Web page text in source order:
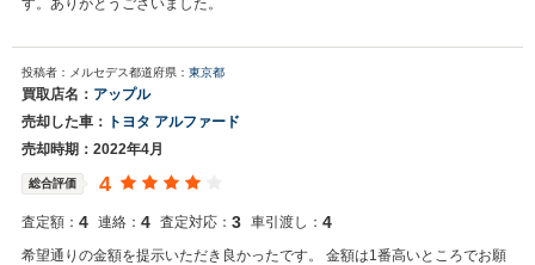
す。ありがとうございました。
投稿者：メルセデス都道府県： 東京都
買取店名： アップル
売却した車：
トヨタ アルファード
売却時期：2022年4月
総合評価 4
査定額： 4 連絡： 4 査定対応： 3 車引渡し： 4
希望通りの金額を提示いただき良かったです。 金額は1番高いところでお願